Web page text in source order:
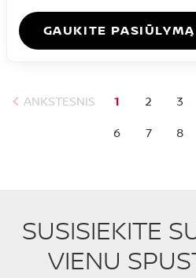
GAUKITE PASIŪLYMĄ
ANKSTESNIS 1 2 3
6
7 8
SUSISIEKITE
VIENU